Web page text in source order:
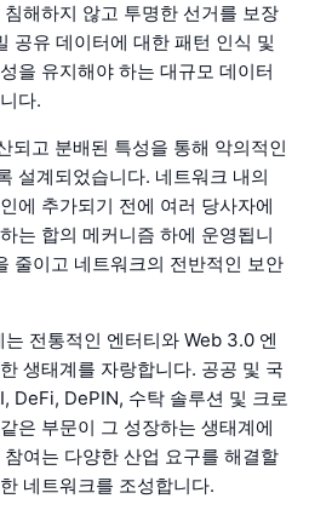
해하지 않고 투명한 선거를 보장
공유 데이터에 대한 패턴 인식 및
을 유지해야 하는 대규모 데이터
다.
되고 분배된 특성을 통해 악의적인
설계되었습니다. 네트워크 내의
에 추가되기 전에 여러 당사자에
는 합의 메커니즘 하에 운영됩니
줄이고 네트워크의 전반적인 보안
전통적인 엔터티와 Web 3.0 엔
생태계를 자랑합니다. 공공 및 국
DeFi, DePIN, 수탁 솔루션 및 크로
은 부문이 그 성장하는 생태계에
여는 다양한 산업 요구를 해결할
네트워크를 조성합니다.